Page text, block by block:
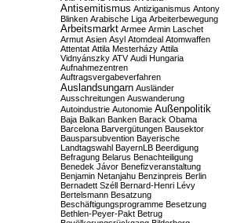
Antisemitismus Antiziganismus Antony
Blinken Arabische Liga Arbeiterbewegung
Arbeitsmarkt Armee Armin Laschet
Armut Asien Asyl Atomdeal Atomwaffen
Attentat Attila Mesterházy Attila
Vidnyánszky ATV Audi Hungaria
Aufnahmezentren
Auftragsvergabeverfahren
Auslandsungarn Ausländer
Ausschreitungen Auswanderung
Autoindustrie Autonomie Außenpolitik
Baja Balkan Banken Barack Obama
Barcelona Barvergütungen Bausektor
Bausparsubvention Bayerische
Landtagswahl BayernLB Beerdigung
Befragung Belarus Benachteiligung
Benedek Jávor Benefizveranstaltung
Benjamin Netanjahu Benzinpreis Berlin
Bernadett Széll Bernard-Henri Lévy
Bertelsmann Besatzung
Beschäftigungsprogramme Besetzung
Bethlen-Peyer-Pakt Betrug